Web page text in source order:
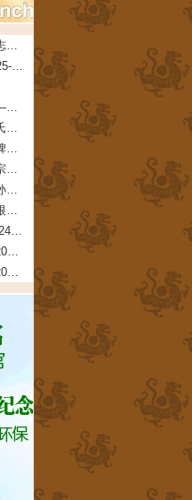
【师氏家谱源流】洧北师氏六世祖师引昌墓志铭——2026-4-5
【麦氏家谱源流】麦氏分布（部份）——2025-3-5
【杭氏家谱源流】杭氏目前十六部家谱介绍——2024-5-22
【田氏家谱源流】【田氏文化】山东郓城田氏——2024-5-18
【田氏家谱源流】【田氏文化】关于纪念碑碑文的说明——2024-4-13
【田氏家谱源流】【田氏文化】归德田氏三宗支：“三田一家”的考证依据及考证过程——2024-4-4
【何氏家谱源流】云南宣威杨柳留田何姓子孙寻根启示——2024-3-6
【何氏家谱源流】云南宣威杨柳留田何姓寻根启示——2024-3-6
【盖氏家谱源流】盖GUO姓读音考证——2024-2-26
【盖氏家谱源流】盖氏统谱序（东营）——2024-2-7
【盖氏家谱源流】起名字辈是什么意思——2024-2-6